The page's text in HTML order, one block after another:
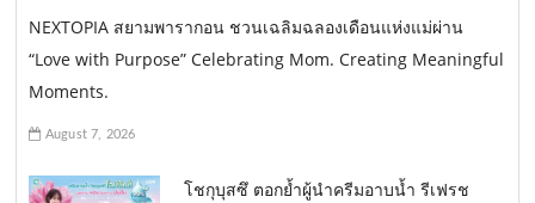
NEXTOPIA สยามพารากอน ชวนเฉลิมฉลองเดือนแห่งแม่ผ่าน
“Love with Purpose” Celebrating Mom. Creating Meaningful
Moments.
August 7, 2026
โชกุบุสซึ ตอกย้ำผู้นำครีมอาบน้ำ รีเฟรช